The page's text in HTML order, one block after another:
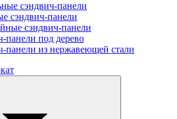
сэндвич-панели
cэндвич-панели
сэндвич-панели
панели под дерево
панели из нержавеющей стали